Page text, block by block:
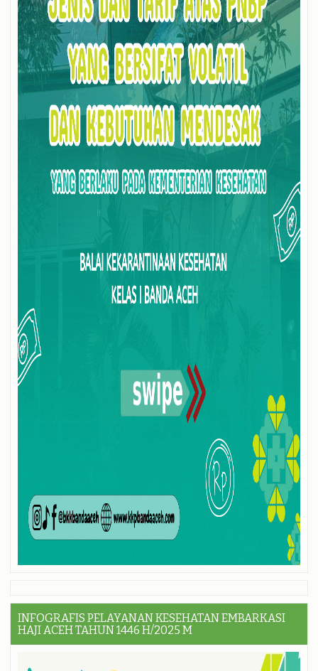
INFOGRAFIS PELAYANAN KESEHATAN EMBARKASI
HAJI ACEH TAHUN 1446 H/2025 M